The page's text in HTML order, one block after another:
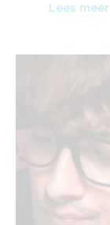
Lees meer